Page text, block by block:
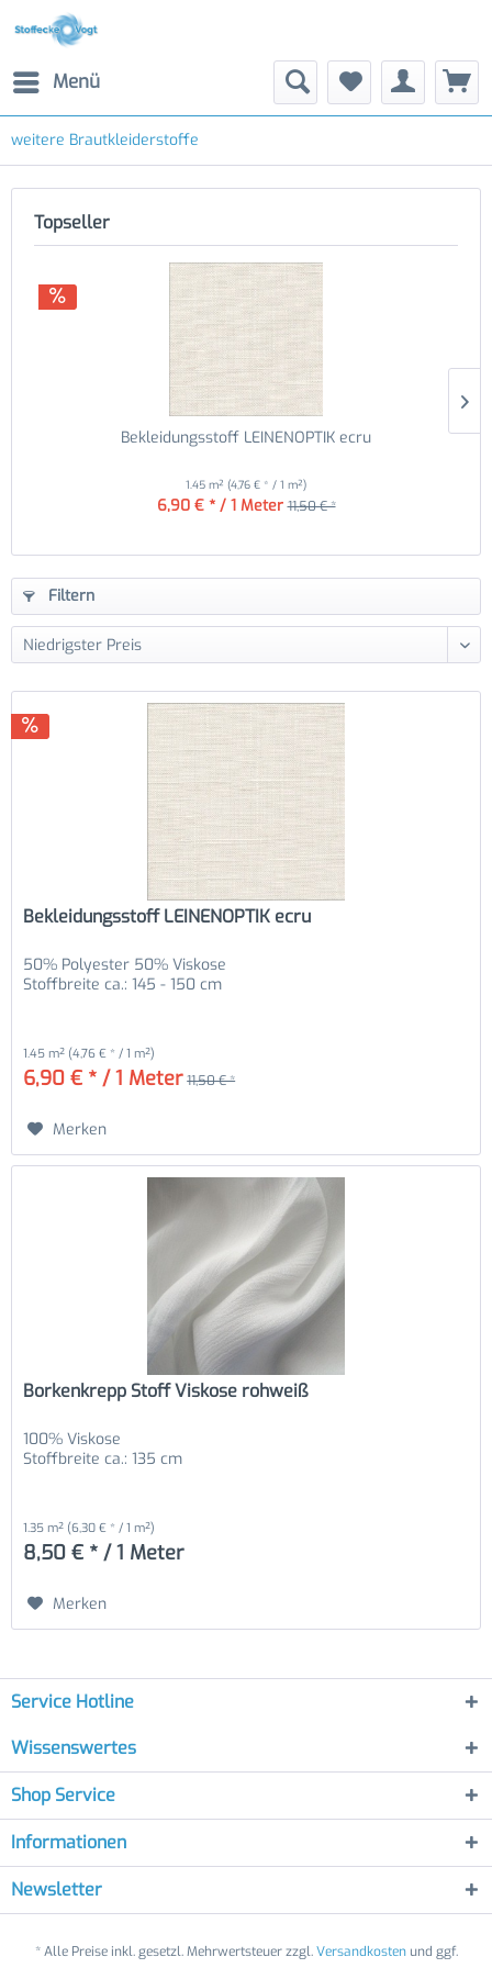
Menü
weitere Brautkleiderstoffe
Topseller
Bekleidungsstoff LEINENOPTIK ecru
1.45 m² (4,76 € * / 1 m²)
6,90 € * / 1 Meter 11,50 € *
Filtern
Bekleidungsstoff LEINENOPTIK ecru
50% Polyester 50% Viskose
Stoffbreite ca.: 145 - 150 cm
1.45 m² (4,76 € * / 1 m²)
6,90 € * / 1 Meter 11,50 € *
Merken
Borkenkrepp Stoff Viskose rohweiß
100% Viskose
Stoffbreite ca.: 135 cm
1.35 m² (6,30 € * / 1 m²)
8,50 € * / 1 Meter
Merken
Service Hotline
Wissenswertes
Shop Service
Informationen
Newsletter
* Alle Preise inkl. gesetzl. Mehrwertsteuer zzgl.Versandkostenund ggf.